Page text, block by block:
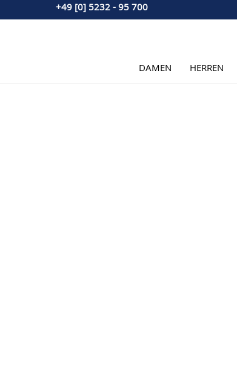
+49 [0] 5232 - 95 700
DAMEN HERREN